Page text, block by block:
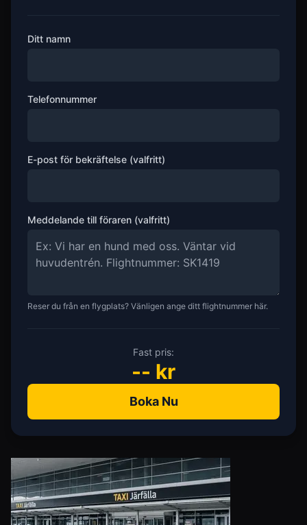
Ditt namn
Telefonnummer
E-post för bekräftelse (valfritt)
Meddelande till föraren (valfritt)
Reser du från en flygplats? Vänligen ange ditt flightnummer här.
Fast pris:
-- kr
Boka Nu